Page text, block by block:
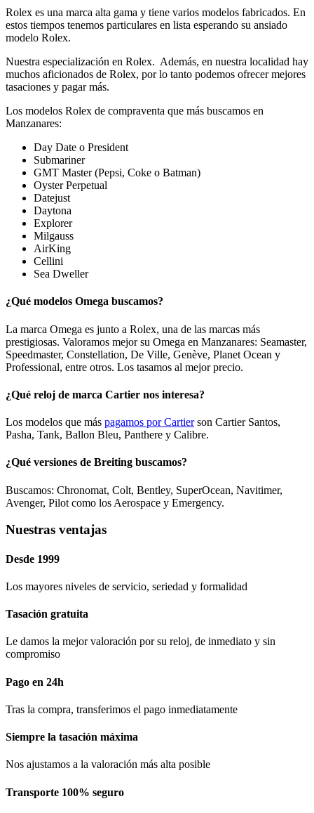
Rolex es una marca alta gama y tiene varios modelos fabricados. En
estos tiempos tenemos particulares en lista esperando su ansiado
modelo Rolex.
Nuestra especialización en Rolex. Además, en nuestra localidad hay
muchos aficionados de Rolex, por lo tanto podemos ofrecer mejores
tasaciones y pagar más.
Los modelos Rolex de compraventa que más buscamos en
Manzanares:
Day Date o President
Submariner
GMT Master (Pepsi, Coke o Batman)
Oyster Perpetual
Datejust
Daytona
Explorer
Milgauss
AirKing
Cellini
Sea Dweller
¿Qué modelos Omega buscamos?
La marca Omega es junto a Rolex, una de las marcas más
prestigiosas. Valoramos mejor su Omega en Manzanares: Seamaster,
Speedmaster, Constellation, De Ville, Genève, Planet Ocean y
Professional, entre otros. Los tasamos al mejor precio.
¿Qué reloj de marca Cartier nos interesa?
Los modelos que más pagamos por Cartierson Cartier Santos,
Pasha, Tank, Ballon Bleu, Panthere y Calibre.
¿Qué versiones de Breiting buscamos?
Buscamos: Chronomat, Colt, Bentley, SuperOcean, Navitimer,
Avenger, Pilot como los Aerospace y Emergency.
Nuestras ventajas
Desde 1999
Los mayores niveles de servicio, seriedad y formalidad​
Tasación gratuita
Le damos la mejor valoración por su reloj, de inmediato y sin
compromiso
Pago en 24h
Tras la compra, transferimos el pago inmediatamente
Siempre la tasación máxima
Nos ajustamos a la valoración más alta posible
Transporte 100% seguro